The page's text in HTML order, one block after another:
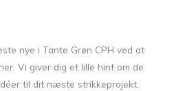
nye i Tante Grøn CPH ved at
Vi giver dig et lille hint om de
til dit næste strikkeprojekt.